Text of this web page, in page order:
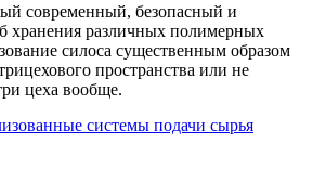
современный, безопасный и
хранения различных полимерных
силоса существенным образом
пространства или не
цеха вообще.
системы подачи сырья